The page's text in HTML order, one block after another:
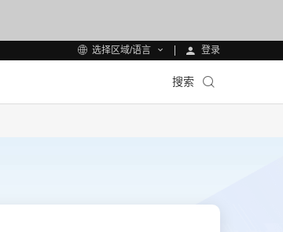
选择区域/语言 登录
搜索